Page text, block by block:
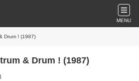
MENU
Drum ! (1987)
& Drum ! (1987)